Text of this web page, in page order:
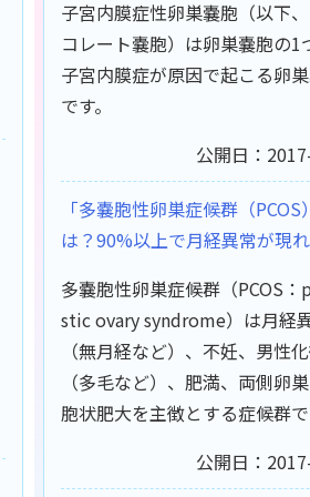
子宮内膜症性卵巣嚢胞（以下
コレート嚢胞）は卵巣嚢胞の1
子宮内膜症が原因で起こる卵
です。
公開日：
「多嚢胞性卵巣症候群（PCOS
は？90%以上で月経異常が現
多嚢胞性卵巣症候群（PCOS
stic ovary syndrome）は月経
（無月経など）、不妊、男性
（多毛など）、肥満、両側卵
胞状肥大を主徴とする症候群で
公開日：